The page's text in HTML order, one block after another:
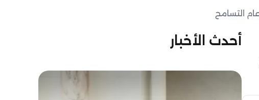
أحدث الأخبار